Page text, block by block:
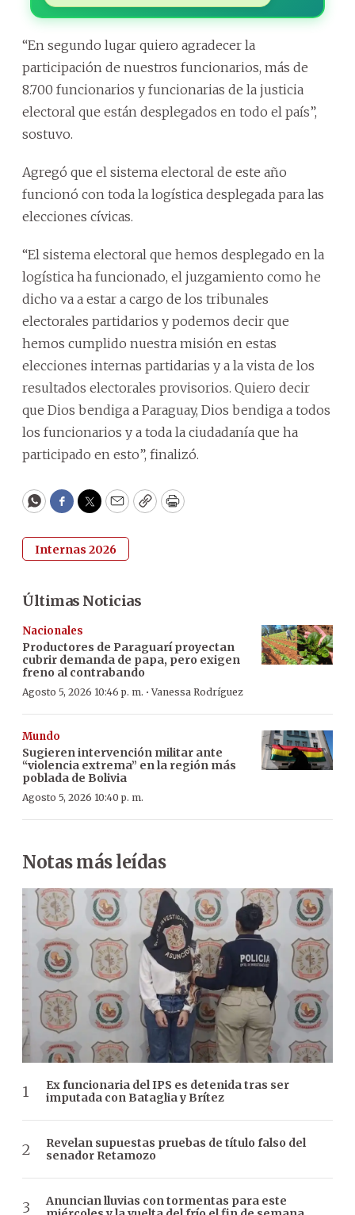
“En segundo lugar quiero agradecer la
participación de nuestros funcionarios, más de
8.700 funcionarios y funcionarias de la justicia
electoral que están desplegados en todo el país”,
sostuvo.
Agregó que el sistema electoral de este año
funcionó con toda la logística desplegada para las
elecciones cívicas.
“El sistema electoral que hemos desplegado en la
logística ha funcionado, el juzgamiento como he
dicho va a estar a cargo de los tribunales
electorales partidarios y podemos decir que
hemos cumplido nuestra misión en estas
elecciones internas partidarias y a la vista de los
resultados electorales provisorios. Quiero decir
que Dios bendiga a Paraguay, Dios bendiga a todos
los funcionarios y a toda la ciudadanía que ha
participado en esto”, finalizó.
WhatsApp
Facebook
Twitter
EmailCopyPrint
Internas 2026
Últimas Noticias
Nacionales
Productores de Paraguarí proyectan
cubrir demanda de papa, pero exigen
freno al contrabando
Agosto 5, 2026 10:46 p. m. ·Vanessa Rodríguez
Mundo
Sugieren intervención militar ante
“violencia extrema” en la región más
poblada de Bolivia
Agosto 5, 2026 10:40 p. m.
Notas más leídas
Ex funcionaria del IPS es detenida tras ser
imputada con Bataglia y Brítez
Revelan supuestas pruebas de título falso del
senador Retamozo
Anuncian lluvias con tormentas para este